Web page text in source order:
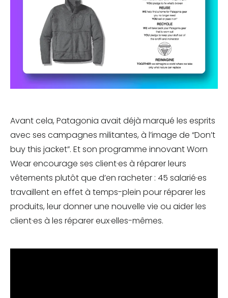
Avant cela, Patagonia avait déjà marqué les esprits
avec ses campagnes militantes, à l’image de “Don’t
buy this jacket”. Et son programme innovant Worn
Wear encourage ses client·es à réparer leurs
vêtements plutôt que d’en racheter : 45 salarié·es
travaillent en effet à temps-plein pour réparer les
produits, leur donner une nouvelle vie ou aider les
client·es à les réparer eux·elles-mêmes.